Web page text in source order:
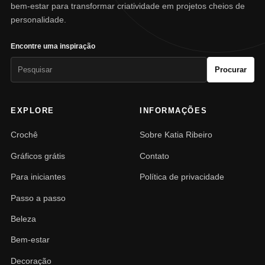
bem-estar para transformar criatividade em projetos cheios de
personalidade.
Encontre uma inspiração
Procurar
EXPLORE
Crochê
Gráficos grátis
Para iniciantes
Passo a passo
Beleza
Bem-estar
Decoração
INFORMAÇÕES
Sobre Katia Ribeiro
Contato
Política de privacidade